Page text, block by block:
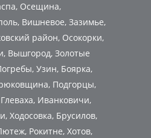
Осещина,
Вишневое, Зазимье,
район, Осокорки,
Вышгород, Золотые
Узин, Боярка,
Подгорцы,
Иванковичи,
Ходосовка, Брусилов,
Рокитне, Хотов,